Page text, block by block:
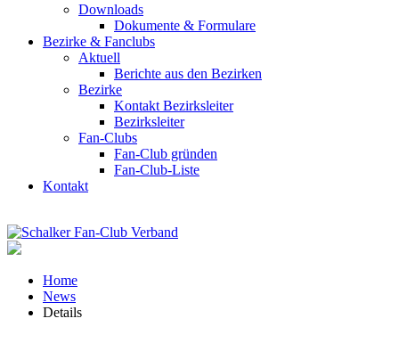
Downloads
Dokumente & Formulare
Bezirke & Fanclubs
Aktuell
Berichte aus den Bezirken
Bezirke
Kontakt Bezirksleiter
Bezirksleiter
Fan-Clubs
Fan-Club gründen
Fan-Club-Liste
Kontakt
Home
News
Details